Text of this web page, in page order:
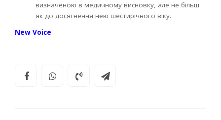
визначеною в медичному висновку, але не більш
як до досягнення нею шестирічного віку.
New Voice